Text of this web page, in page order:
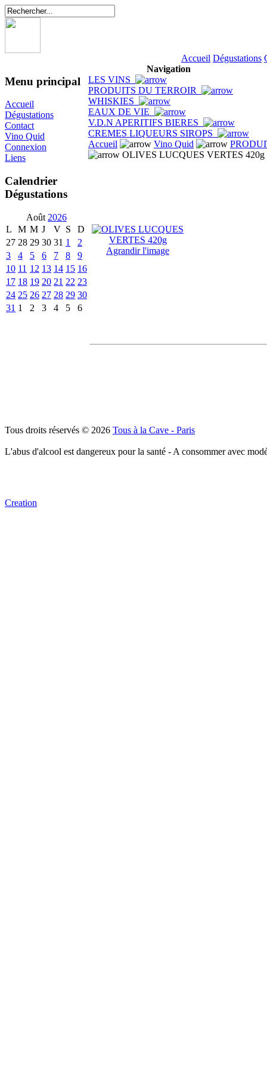
Accueil Dégustations
Menu principal
Accueil
Dégustations
Contact
Vino Quid
Connexion
Liens
Calendrier
Dégustations
Août 2026
L
M M J V S
D
27 28 29 30 31 1
2
3
4 5 6 7 8
9
10 11 12 13 14 15 16
17 18 19 20 21 22 23
24 25 26 27 28 29 30
31 1 2 3 4 5 6
Navigation
LES VINS
PRODUITS DU TERROIR
WHISKIES
EAUX DE VIE
V.D.N APERITIFS BIERES
CREMES LIQUEURS SIROPS
Accueil
Vino Quid
OLIVES LUCQUES VERTES 420g
Agrandir l'image
Tous droits réservés © 2026 Tous à la Cave - Paris
L'abus d'alcool est dangereux pour la santé - A consommer avec
Creation